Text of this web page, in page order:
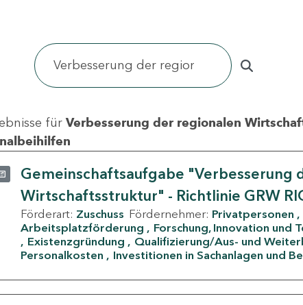
für Verbesserung der regionalen
Gemeinschaftsaufgabe "Verbesserung
Wirtschaftsstruktur" - Richtlinie GRW
Förderart: Zuschuss Fördernehmer: Privatpersonen
Arbeitsplatzförderung
Forschung, Innovation und
Existenzgründung
Qualifizierung/Aus- und
Personalkosten
Investitionen in Sachanlagen und